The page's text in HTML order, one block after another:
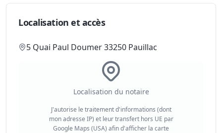
Localisation et accès
5 Quai Paul Doumer 33250 Pauillac
Localisation du notaire
J'autorise le traitement d'informations (dont
mon adresse IP) et leur transfert hors UE par
Google Maps (USA) afin d'afficher la carte